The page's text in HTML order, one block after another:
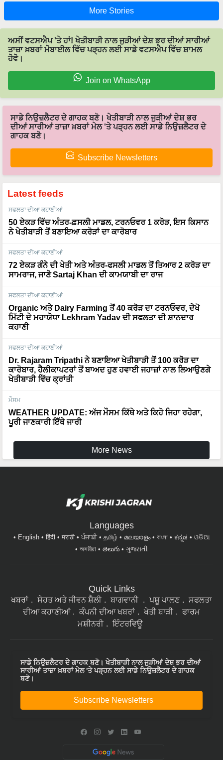
More Stories
ਅਸੀਂ ਵਟਸਐਪ 'ਤੇ ਹਾਂ! ਖੇਤੀਬਾੜੀ ਨਾਲ ਜੁੜੀਆਂ ਦੇਸ਼ ਭਰ ਦੀਆਂ ਸਾਰੀਆਂ
ਤਾਜ਼ਾ ਖ਼ਬਰਾਂ ਮੋਬਾਈਲ ਵਿੱਚ ਪੜ੍ਹਨ ਲਈ ਸਾਡੇ ਵਟਸਐਪ ਵਿੱਚ ਸ਼ਾਮਲ
ਹੋਵੋ।
Join on WhatsApp
ਸਾਡੇ ਨਿਉਜ਼ਲੈਟਰ ਦੇ ਗਾਹਕ ਬਣੋ। ਖੇਤੀਬਾੜੀ ਨਾਲ ਜੁੜੀਆਂ ਦੇਸ਼ ਭਰ
ਦੀਆਂ ਸਾਰੀਆਂ ਤਾਜ਼ਾ ਖ਼ਬਰਾਂ ਮੇਲ 'ਤੇ ਪੜ੍ਹਨ ਲਈ ਸਾਡੇ ਨਿਉਜ਼ਲੈਟਰ ਦੇ
ਗਾਹਕ ਬਣੋ।
Subscribe Newsletters
Latest feeds
ਸਫਲਤਾ ਦੀਆ ਕਹਾਣੀਆਂ
50 ਏਕੜ ਵਿੱਚ ਅੰਤਰ-ਫ਼ਸਲੀ ਮਾਡਲ, ਟਰਨਓਵਰ 1 ਕਰੋੜ, ਇਸ ਕਿਸਾਨ
ਨੇ ਖੇਤੀਬਾੜੀ ਤੋਂ ਬਣਾਇਆ ਕਰੋੜਾਂ ਦਾ ਕਾਰੋਬਾਰ
ਸਫਲਤਾ ਦੀਆ ਕਹਾਣੀਆਂ
72 ਏਕੜ ਗੰਨੇ ਦੀ ਖੇਤੀ ਅਤੇ ਅੰਤਰ-ਫਸਲੀ ਮਾਡਲ ਤੋਂ ਤਿਆਰ 2 ਕਰੋੜ ਦਾ
ਸਾਮਰਾਜ, ਜਾਣੋ Sartaj Khan ਦੀ ਕਾਮਯਾਬੀ ਦਾ ਰਾਜ
ਸਫਲਤਾ ਦੀਆ ਕਹਾਣੀਆਂ
Organic ਅਤੇ Dairy Farming ਤੋਂ 40 ਕਰੋੜ ਦਾ ਟਰਨਓਵਰ, ਦੇਖੋ
ਮਿੱਟੀ ਦੇ ਮਹਾਯੋਧਾ Lekhram Yadav ਦੀ ਸਫਲਤਾ ਦੀ ਸ਼ਾਨਦਾਰ
ਕਹਾਣੀ
ਸਫਲਤਾ ਦੀਆ ਕਹਾਣੀਆਂ
Dr. Rajaram Tripathi ਨੇ ਬਣਾਇਆ ਖੇਤੀਬਾੜੀ ਤੋਂ 100 ਕਰੋੜ ਦਾ
ਕਾਰੋਬਾਰ, ਹੈਲੀਕਾਪਟਰਾਂ ਤੋਂ ਬਾਅਦ ਹੁਣ ਹਵਾਈ ਜਹਾਜ਼ਾਂ ਨਾਲ ਲਿਆਉਣਗੇ
ਖੇਤੀਬਾੜੀ ਵਿੱਚ ਕ੍ਰਾਂਤੀ
ਮੌਸਮ
WEATHER UPDATE: ਅੱਜ ਮੌਸਮ ਕਿੱਥੇ ਅਤੇ ਕਿਹੋ ਜਿਹਾ ਰਹੇਗਾ,
ਪੂਰੀ ਜਾਣਕਾਰੀ ਇੱਥੇ ਜਾਰੀ
More News
Languages
English हिंदी मराठी ਪੰਜਾਬੀ தமிழ் മലയാളം বাংলা ಕನ್ನಡ
ଓଡିଆ
অসমীয়া
తెలుగు ગુજરાતી
Quick Links
ਖਬਰਾਂ ਸੇਹਤ ਅਤੇ ਜੀਵਨ ਸ਼ੈਲੀ ਬਾਗਵਾਨੀ ਪਸ਼ੂ ਪਾਲਣ
ਸਫਲਤਾ
ਦੀਆ ਕਹਾਣੀਆਂ
ਕੰਪਨੀ ਦੀਆ ਖਬਰਾਂ ਖੇਤੀ ਬਾੜੀ
ਫਾਰਮ
ਮਸ਼ੀਨਰੀ
ਇੰਟਰਵਿਊ
ਸਾਡੇ ਨਿਉਜ਼ਲੈਟਰ ਦੇ ਗਾਹਕ ਬਣੋ। ਖੇਤੀਬਾੜੀ ਨਾਲ ਜੁੜੀਆਂ ਦੇਸ਼ ਭਰ ਦੀਆਂ
ਸਾਰੀਆਂ ਤਾਜ਼ਾ ਖ਼ਬਰਾਂ ਮੇਲ 'ਤੇ ਪੜ੍ਹਨ ਲਈ ਸਾਡੇ ਨਿਉਜ਼ਲੈਟਰ ਦੇ ਗਾਹਕ
ਬਣੋ।
Subscribe Newsletters